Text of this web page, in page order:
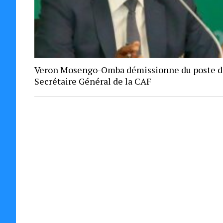
Veron Mosengo-Omba démissionne du poste
Secrétaire Général de la CAF